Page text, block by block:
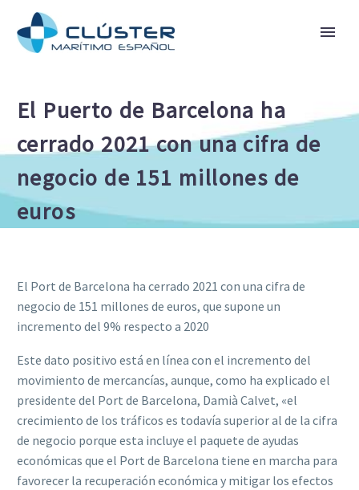
El Puerto de Barcelona ha
cerrado 2021 con una cifra de
negocio de 151 millones de
euros
El Port de Barcelona ha cerrado 2021 con una cifra de
negocio de 151 millones de euros, que supone un
incremento del 9% respecto a 2020
Este dato positivo está en línea con el incremento del
movimiento de mercancías, aunque, como ha explicado el
presidente del Port de Barcelona, Damià Calvet, «el
crecimiento de los tráficos es todavía superior al de la cifra
de negocio porque esta incluye el paquete de ayudas
económicas que el Port de Barcelona tiene en marcha para
favorecer la recuperación económica y mitigar los efectos